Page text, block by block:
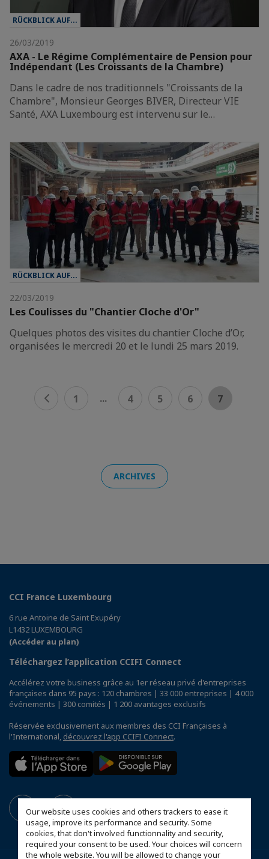
Our website uses cookies and others trackers to ease it
usage, improve its performance and security. Some
cookies, that don't involved functionnality and security,
required your consent to be used. Your choices will concern
the whole website. You will be allowed to change your
RÜCKBLICK AUF...
26/03/2019
AXA - Le Régime Complémentaire de Pension pour
Indépendant (Les Croissants de la Chambre)
Dans le cadre de nos traditionnels "Croissants de la
Chambre", Monsieur Georges BIVER, Directeur VIE
Santé, AXA Luxembourg est intervenu sur le…
RÜCKBLICK AUF...
22/03/2019
Les Coulisses du "Chantier Cloche d'Or"
Quelques photos des visites du chantier Cloche d’Or,
organisées le mercredi 20 et le lundi 25 mars 2019.
1 ... 4 5 6 7
ARCHIVES
CCI France Luxembourg
6 rue Antoine de Saint Exupéry
L1432 LUXEMBOURG
(Accéder au plan)
Téléchargez l’application CCIFI Connect
Accélérez votre business grâce au 1er réseau privé d'entreprises
françaises dans 95 pays : 120 chambres | 33 000 entreprises | 4 000
événements | 300 comités | 1 200 avantages exclusifs
Réservée exclusivement aux membres des CCI Françaises à
l'International, découvrez l'app CCIFI Connect.